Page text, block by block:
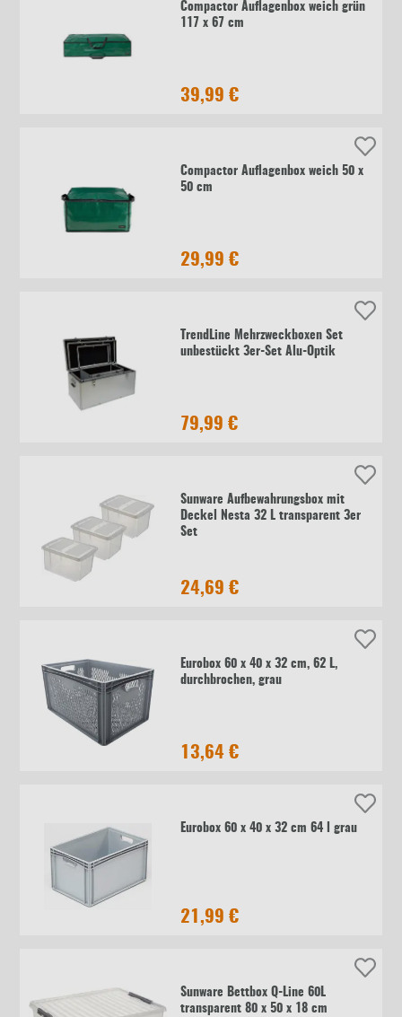
Compactor Auflagenbox weich grün
117 x 67 cm
39,99 €
Compactor Auflagenbox weich 50 x
50 cm
29,99 €
TrendLine Mehrzweckboxen Set
unbestückt 3er-Set Alu-Optik
79,99 €
Sunware Aufbewahrungsbox mit
Deckel Nesta 32 L transparent 3er
Set
24,69 €
Eurobox 60 x 40 x 32 cm, 62 L,
durchbrochen, grau
13,64 €
Eurobox 60 x 40 x 32 cm 64 l grau
21,99 €
Sunware Bettbox Q-Line 60L
transparent 80 x 50 x 18 cm